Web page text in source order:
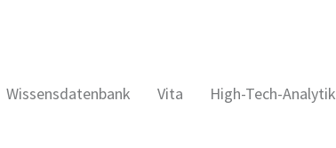
Wissensdatenbank Vita High-Tech-Analytik